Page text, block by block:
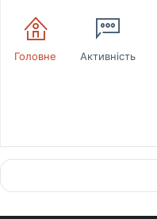
Головне Активність